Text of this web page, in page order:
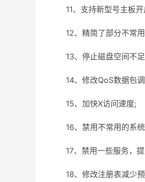
11、支持新型号主板开
12、精简了部分不常用
13、停止磁盘空间不足
14、修改QoS数据包调
15、加快X访问速度;
16、禁用不常用的系统
17、禁用一些服务，提
18、修改注册表减少预